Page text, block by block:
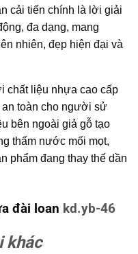
cải tiến chính là lời giải
đa dạng, mang
nhiên, đẹp hiện đại và
chất liệu nhựa cao cấp
toàn cho người sử
bên ngoài giả gỗ tạo
thấm nước mối mọt,
phẩm đang thay thế dần
đài loan kd.yb-46
khác